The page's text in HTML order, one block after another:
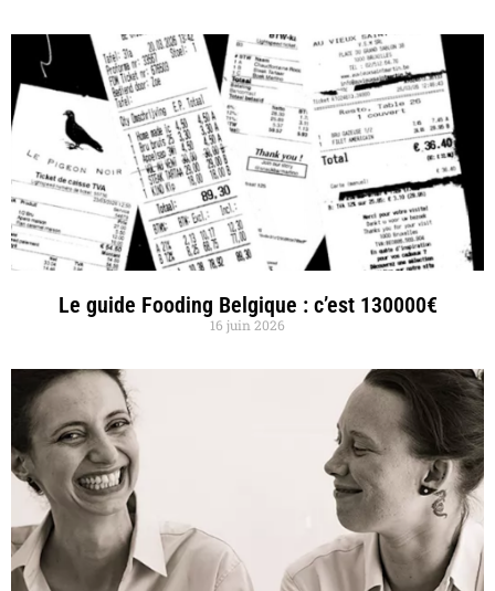
Le guide Fooding Belgique : c’est 130000€
16 juin 2026